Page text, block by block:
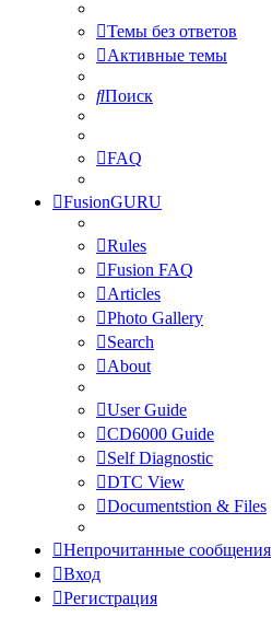
Темы без ответов
Активные темы
Поиск
FAQ
FusionGURU
Rules
Fusion FAQ
Articles
Photo Gallery
Search
About
User Guide
CD6000 Guide
Self Diagnostic
DTC View
Documentstion & Files
Непрочитанные сообщения
Вход
Регистрация